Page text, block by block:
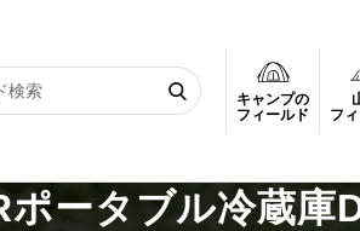
キャンプの
フィールド
フ
庫D10が新発売
ータブル冷蔵庫